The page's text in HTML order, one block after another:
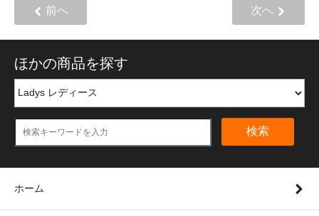
前へ 次へ
ほかの商品を探す
検索
ホーム